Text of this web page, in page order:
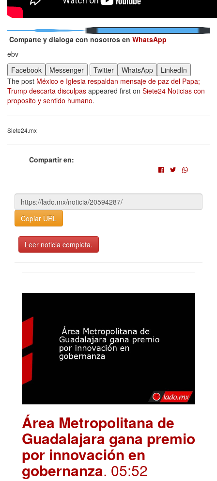
Comparte y dialoga con nosotros en WhatsApp
ebv
Facebook
Messenger Twitter WhatsApp
LinkedIn
The post México e Iglesia respaldan mensaje de paz del Papa;
Trump descarta disculpas appeared first on Siete24 Noticias con
proposito y sentido humano.
Siete24.mx
Compartir en:
Copiar URL
Leer noticia completa.
Área Metropolitana de
Guadalajara gana premio
por innovación en
gobernanza. 05:52